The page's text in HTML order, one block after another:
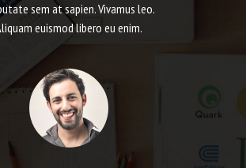
sem at sapien. Vivamus leo.
euismod libero eu enim.